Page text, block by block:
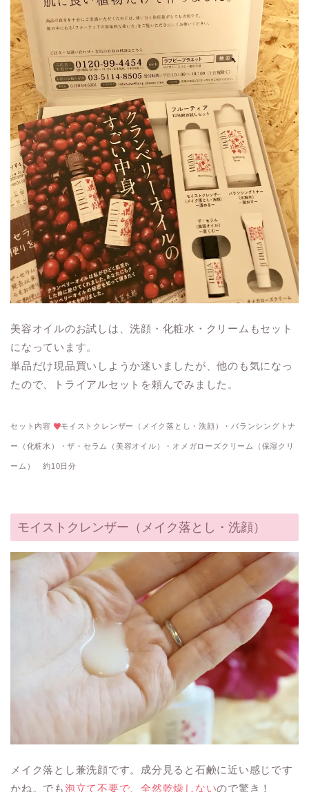
美容オイルのお試しは、洗顔・化粧水・クリームもセット
になっています。
単品だけ現品買いしようか迷いましたが、他のも気になっ
たので、トライアルセットを頼んでみました。
セット内容 モイストクレンザー（メイク落とし・洗顔）・バランシングトナ
ー（化粧水）・ザ・セラム（美容オイル）・オメガローズクリーム（保湿クリ
ーム） 約10日分
モイストクレンザー（メイク落とし・洗顔）
メイク落とし兼洗顔です。成分見ると石鹸に近い感じです
かね。でも泡立て不要で、全然乾燥しないので驚き！